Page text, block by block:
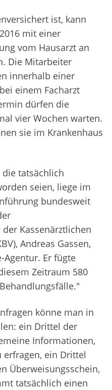
ist, kann
mit einer
vom Hausarzt an
Die Mitarbeiter
innerhalb einer
einem Facharzt
dürfen die
vier Wochen warten.
sie im Krankenhaus
die tatsächlich
seien, liege im
bundesweit
Kassenärztlichen
Andreas Gassen,
Agentur. Er fügte
Zeitraum 580
könne man in
ein Drittel der
Informationen,
erfragen, ein Drittel
Überweisungsschein,
tatsächlich einen